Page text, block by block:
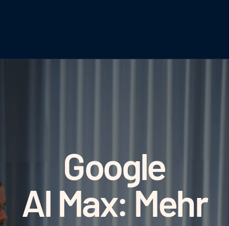
Google
AI Max: Mehr